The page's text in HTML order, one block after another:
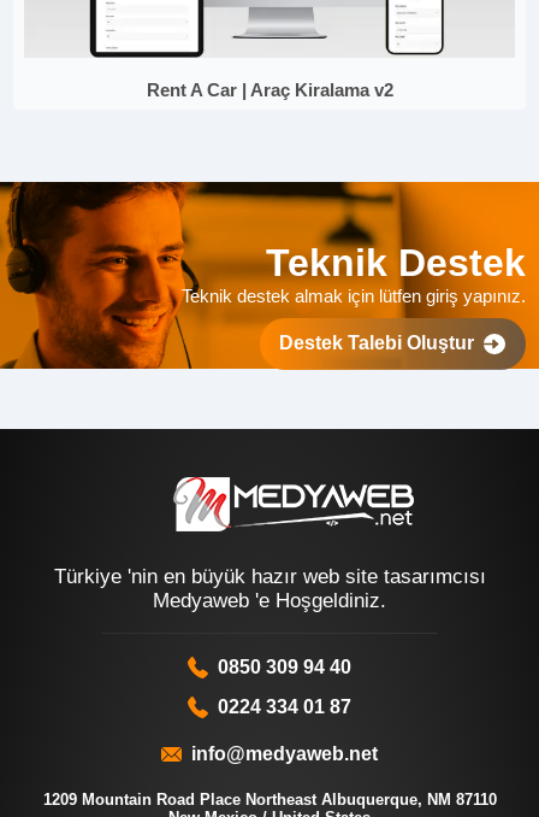
Rent A Car | Araç Kiralama v2
Teknik Destek
Teknik destek almak için lütfen giriş yapınız.
Destek Talebi Oluştur
Türkiye 'nin en büyük hazır web site tasarımcısı
Medyaweb 'e Hoşgeldiniz.
0850 309 94 40
0224 334 01 87
info@medyaweb.net
1209 Mountain Road Place Northeast Albuquerque, NM 87110